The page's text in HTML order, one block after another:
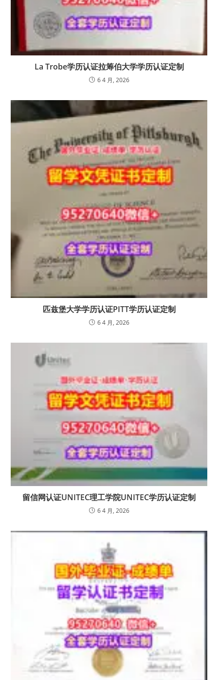
La Trobe学历认证拉筹伯大学学历认证定制
6 4 月, 2026
匹兹堡大学学历认证PITT学历认证定制
6 4 月, 2026
留信网认证UNITEC理工学院UNITEC学历认证定制
6 4 月, 2026